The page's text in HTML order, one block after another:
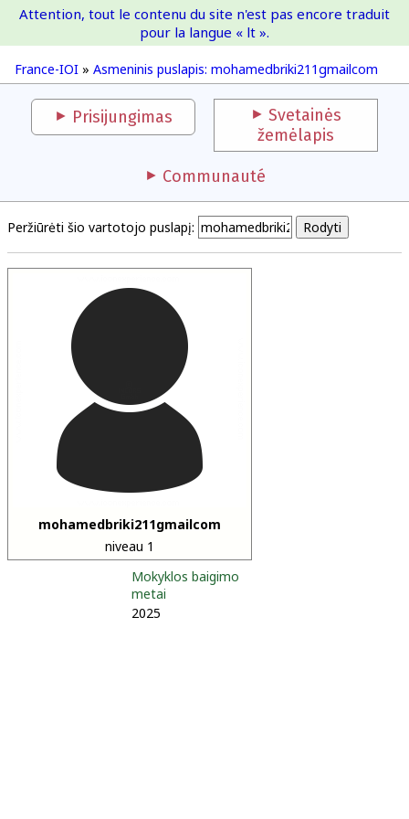
France-IOI
France-IOI » Asmeninis puslapis: mohamedbriki211gmailcom
Attention, tout le contenu du site n'est pas encore traduit
pour la langue « lt ».
Prisijungimas
Svetainės
žemėlapis
Communauté
Peržiūrėti šio vartotojo puslapį:
mohamedbriki211gmailcom
niveau 1
Mokyklos baigimo
metai
2025